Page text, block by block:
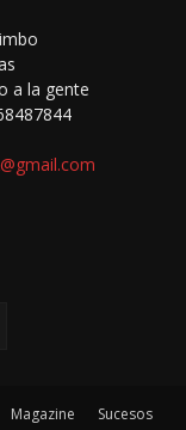
a la gente
Magazine Sucesos